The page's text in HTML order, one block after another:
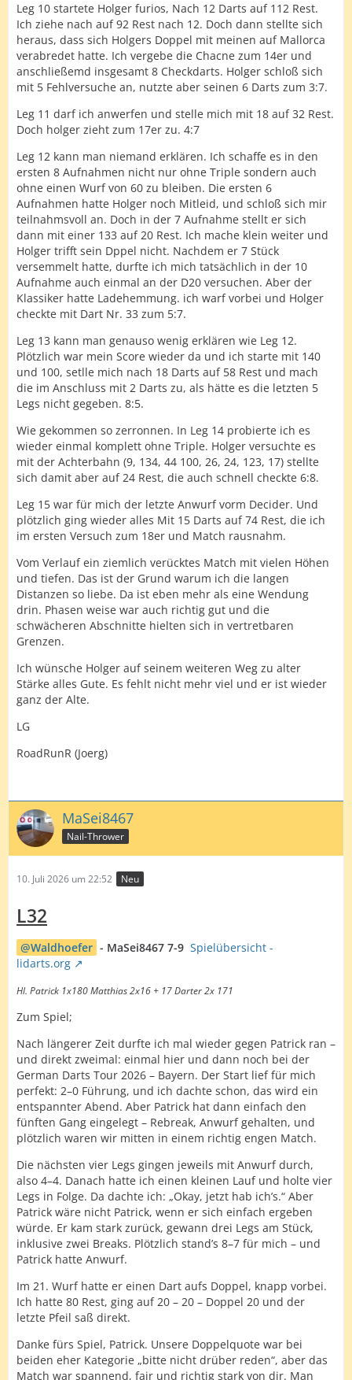
Leg 10 startete Holger furios, Nach 12 Darts auf 112 Rest.
Ich ziehe nach auf 92 Rest nach 12. Doch dann stellte sich
heraus, dass sich Holgers Doppel mit meinen auf Mallorca
verabredet hatte. Ich vergebe die Chacne zum 14er und
anschließemd insgesamt 8 Checkdarts. Holger schloß sich
mit 5 Fehlversuche an, nutzte aber seinen 6 Darts zum 3:7.
Leg 11 darf ich anwerfen und stelle mich mit 18 auf 32 Rest.
Doch holger zieht zum 17er zu. 4:7
Leg 12 kann man niemand erklären. Ich schaffe es in den
ersten 8 Aufnahmen nicht nur ohne Triple sondern auch
ohne einen Wurf von 60 zu bleiben. Die ersten 6
Aufnahmen hatte Holger noch Mitleid, und schloß sich mir
teilnahmsvoll an. Doch in der 7 Aufnahme stellt er sich
dann mit einer 133 auf 20 Rest. Ich mache klein weiter und
Holger trifft sein Dppel nicht. Nachdem er 7 Stück
versemmelt hatte, durfte ich mich tatsächlich in der 10
Aufnahme auch einmal an der D20 versuchen. Aber der
Klassiker hatte Ladehemmung. ich warf vorbei und Holger
checkte mit Dart Nr. 33 zum 5:7.
Leg 13 kann man genauso wenig erklären wie Leg 12.
Plötzlich war mein Score wieder da und ich starte mit 140
und 100, setlle mich nach 18 Darts auf 58 Rest und mach
die im Anschluss mit 2 Darts zu, als hätte es die letzten 5
Legs nicht gegeben. 8:5.
Wie gekommen so zerronnen. In Leg 14 probierte ich es
wieder einmal komplett ohne Triple. Holger versuchte es
mit der Achterbahn (9, 134, 44 100, 26, 24, 123, 17) stellte
sich damit aber auf 24 Rest, die auch schnell checkte 6:8.
Leg 15 war für mich der letzte Anwurf vorm Decider. Und
plötzlich ging wieder alles Mit 15 Darts auf 74 Rest, die ich
im ersten Versuch zum 18er und Match rausnahm.
Vom Verlauf ein ziemlich verücktes Match mit vielen Höhen
und tiefen. Das ist der Grund warum ich die langen
Distanzen so liebe. Da ist eben mehr als eine Wendung
drin. Phasen weise war auch richtig gut und die
schwächeren Abschnitte hielten sich in vertretbaren
Grenzen.
Ich wünsche Holger auf seinem weiteren Weg zu alter
Stärke alles Gute. Es fehlt nicht mehr viel und er ist wieder
ganz der Alte.
LG
RoadRunR (Joerg)
MaSei8467
Nail-Thrower
10. Juli 2026 um 22:52 Neu
L32
Waldhoefer - MaSei8467 7-9 Spielübersicht -
lidarts.org
Hl. Patrick 1x180 Matthias 2x16 + 17 Darter 2x 171
Zum Spiel;
Nach längerer Zeit durfte ich mal wieder gegen Patrick ran –
und direkt zweimal: einmal hier und dann noch bei der
German Darts Tour 2026 – Bayern. Der Start lief für mich
perfekt: 2–0 Führung, und ich dachte schon, das wird ein
entspannter Abend. Aber Patrick hat dann einfach den
fünften Gang eingelegt – Rebreak, Anwurf gehalten, und
plötzlich waren wir mitten in einem richtig engen Match.
Die nächsten vier Legs gingen jeweils mit Anwurf durch,
also 4–4. Danach hatte ich einen kleinen Lauf und holte vier
Legs in Folge. Da dachte ich: „Okay, jetzt hab ich’s.“ Aber
Patrick wäre nicht Patrick, wenn er sich einfach ergeben
würde. Er kam stark zurück, gewann drei Legs am Stück,
inklusive zwei Breaks. Plötzlich stand’s 8–7 für mich – und
Patrick hatte Anwurf.
Im 21. Wurf hatte er einen Dart aufs Doppel, knapp vorbei.
Ich hatte 80 Rest, ging auf 20 – 20 – Doppel 20 und der
letzte Pfeil saß direkt.
Danke fürs Spiel, Patrick. Unsere Doppelquote war bei
beiden eher Kategorie „bitte nicht drüber reden“, aber das
Match war spannend, fair und richtig stark von dir. Man